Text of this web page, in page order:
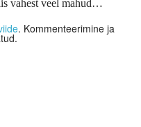
vahest veel mahud…
. Kommenteerimine ja